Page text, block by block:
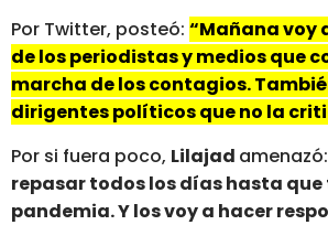
Por Twitter, posteó: “Mañana voy
de los periodistas y medios que
marcha de los contagios.
dirigentes políticos que no la
Por si fuera poco, Lilajad amenazó:
repasar todos los días hasta
pandemia. Y los voy a hacer